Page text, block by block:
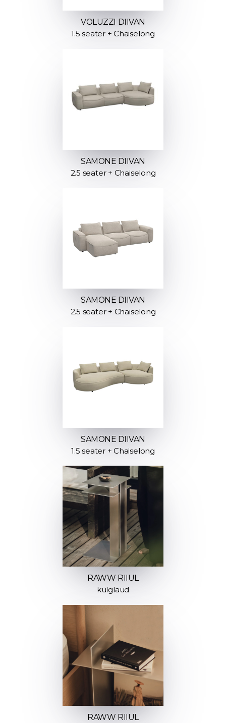
VOLUZZI DIIVAN
1.5 seater + Chaiselong
SAMONE DIIVAN
2.5 seater + Chaiselong
SAMONE DIIVAN
2.5 seater + Chaiselong
SAMONE DIIVAN
1.5 seater + Chaiselong
RAWW RIIUL
külglaud
RAWW RIIUL